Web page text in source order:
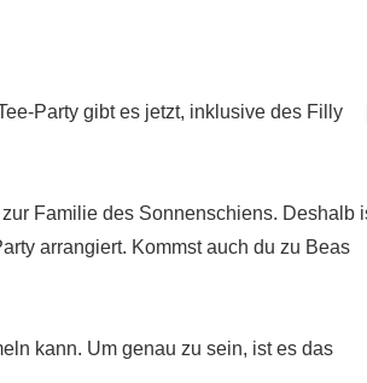
Party gibt es jetzt, inklusive des Filly
Familie des Sonnenschiens. Deshalb
arrangiert. Kommst auch du zu Beas
kann. Um genau zu sein, ist es das